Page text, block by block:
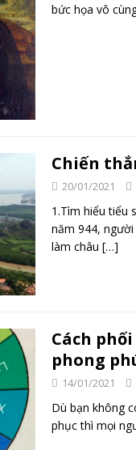
bức họa vô
Chiến
20/01/2021
1.Tìm hiểu tiểu
năm 944,
làm châu […]
Cách
phong
14/01/2021
Dù bạn không
phục thì mọi